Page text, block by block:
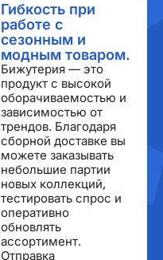
Гибкость при
работе с
сезонным и
модным товаром.
Бижутерия — это
продукт с высокой
оборачиваемостью и
зависимостью от
трендов. Благодаря
сборной доставке вы
можете заказывать
небольшие партии
новых коллекций,
тестировать спрос и
оперативно
обновлять
ассортимент.
Отправка